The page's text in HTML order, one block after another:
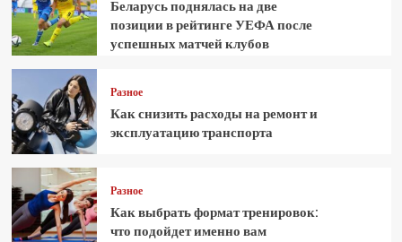
Беларусь поднялась на две
позиции в рейтинге УЕФА после
успешных матчей клубов
Разное
Как снизить расходы на ремонт и
эксплуатацию транспорта
Разное
Как выбрать формат тренировок:
что подойдет именно вам